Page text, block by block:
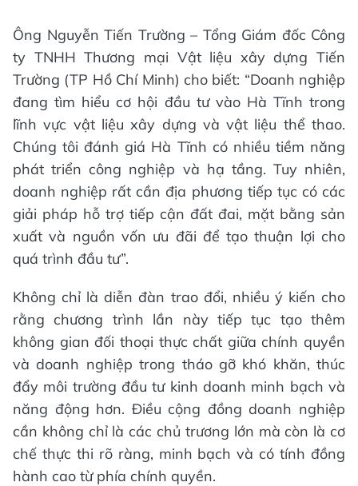
Ông Nguyễn Tiến Trường – Tổng Giám đốc Công
ty TNHH Thương mại Vật liệu xây dựng Tiến
Trường (TP Hồ Chí Minh) cho biết: “Doanh nghiệp
đang tìm hiểu cơ hội đầu tư vào Hà Tĩnh trong
lĩnh vực vật liệu xây dựng và vật liệu thể thao.
Chúng tôi đánh giá Hà Tĩnh có nhiều tiềm năng
phát triển công nghiệp và hạ tầng. Tuy nhiên,
doanh nghiệp rất cần địa phương tiếp tục có các
giải pháp hỗ trợ tiếp cận đất đai, mặt bằng sản
xuất và nguồn vốn ưu đãi để tạo thuận lợi cho
quá trình đầu tư”.
Không chỉ là diễn đàn trao đổi, nhiều ý kiến cho
rằng chương trình lần này tiếp tục tạo thêm
không gian đối thoại thực chất giữa chính quyền
và doanh nghiệp trong tháo gỡ khó khăn, thúc
đẩy môi trường đầu tư kinh doanh minh bạch và
năng động hơn. Điều cộng đồng doanh nghiệp
cần không chỉ là các chủ trương lớn mà còn là cơ
chế thực thi rõ ràng, minh bạch và có tính đồng
hành cao từ phía chính quyền.